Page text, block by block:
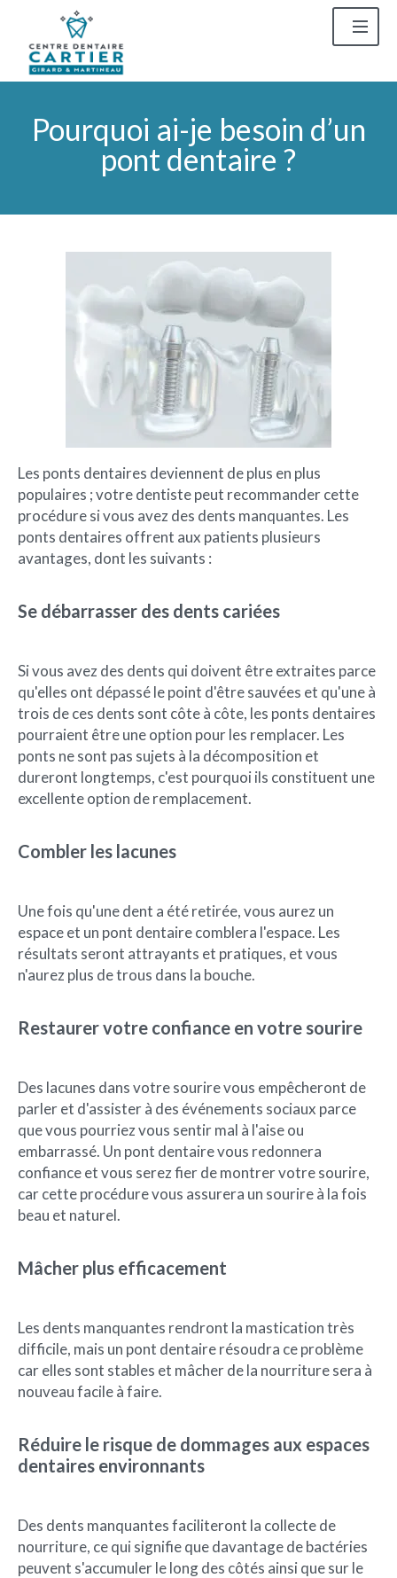
Pourquoi ai-je besoin d’un
pont dentaire ?
Les ponts dentaires deviennent de plus en plus
populaires ; votre dentiste peut recommander cette
procédure si vous avez des dents manquantes. Les
ponts dentaires offrent aux patients plusieurs
avantages, dont les suivants :
Se débarrasser des dents cariées
Si vous avez des dents qui doivent être extraites parce
qu'elles ont dépassé le point d'être sauvées et qu'une à
trois de ces dents sont côte à côte, les ponts dentaires
pourraient être une option pour les remplacer. Les
ponts ne sont pas sujets à la décomposition et
dureront longtemps, c'est pourquoi ils constituent une
excellente option de remplacement.
Combler les lacunes
Une fois qu'une dent a été retirée, vous aurez un
espace et un pont dentaire comblera l'espace. Les
résultats seront attrayants et pratiques, et vous
n'aurez plus de trous dans la bouche.
Restaurer votre confiance en votre sourire
Des lacunes dans votre sourire vous empêcheront de
parler et d'assister à des événements sociaux parce
que vous pourriez vous sentir mal à l'aise ou
embarrassé. Un pont dentaire vous redonnera
confiance et vous serez fier de montrer votre sourire,
car cette procédure vous assurera un sourire à la fois
beau et naturel.
Mâcher plus efficacement
Les dents manquantes rendront la mastication très
difficile, mais un pont dentaire résoudra ce problème
car elles sont stables et mâcher de la nourriture sera à
nouveau facile à faire.
Réduire le risque de dommages aux espaces
dentaires environnants
Des dents manquantes faciliteront la collecte de
nourriture, ce qui signifie que davantage de bactéries
peuvent s'accumuler le long des côtés ainsi que sur le